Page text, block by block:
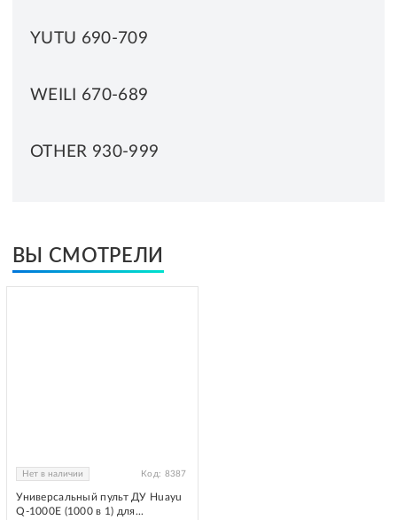
YUTU 690-709
WEILI 670-689
OTHER 930-999
ВЫ СМОТРЕЛИ
Нет в наличии Код: 8387
Универсальный пульт ДУ Huayu
Q-1000E (1000 в 1) для...